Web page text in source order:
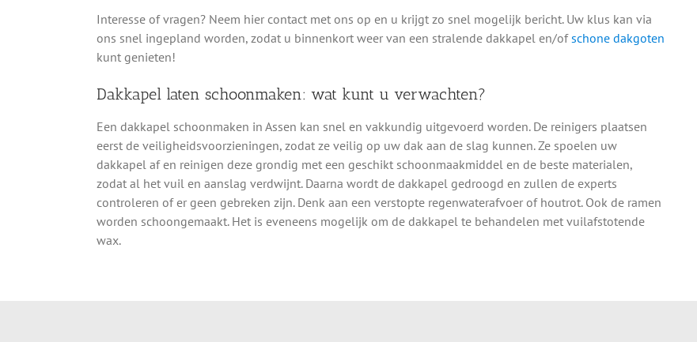
Interesse of vragen? Neem hier contact met ons op en u krijgt zo snel mogelijk bericht. Uw klus kan via
ons snel ingepland worden, zodat u binnenkort weer van een stralende dakkapel en/ofschone dakgoten
kunt genieten!
Dakkapel laten schoonmaken: wat kunt u verwachten?
Een dakkapel schoonmaken in Assen kan snel en vakkundig uitgevoerd worden. De reinigers plaatsen
eerst de veiligheidsvoorzieningen, zodat ze veilig op uw dak aan de slag kunnen. Ze spoelen uw
dakkapel af en reinigen deze grondig met een geschikt schoonmaakmiddel en de beste materialen,
zodat al het vuil en aanslag verdwijnt. Daarna wordt de dakkapel gedroogd en zullen de experts
controleren of er geen gebreken zijn. Denk aan een verstopte regenwaterafvoer of houtrot. Ook de ramen
worden schoongemaakt. Het is eveneens mogelijk om de dakkapel te behandelen met vuilafstotende
wax.